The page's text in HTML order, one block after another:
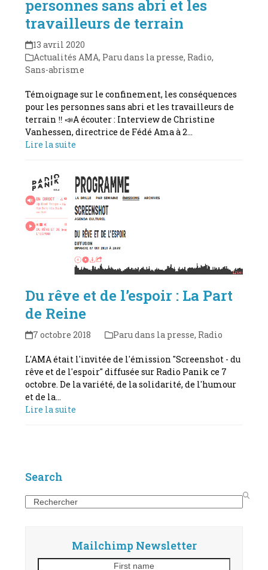
personnes sans abri et les
travailleurs de terrain
13 avril 2020
Actualités AMA, Paru dans la presse, Radio,
Sans-abrisme
Témoignage sur le confinement, les conséquences
pour les personnes sans abri et les travailleurs de
terrain ‼️ 📣A écouter : Interview de Christine
Vanhessen, directrice de Fédé Ama à 2…
Lire la suite
Du rêve et de l’espoir : La Part
de Reine
7 octobre 2018 Paru dans la presse, Radio
L'AMA était l'invitée de l'émission "Screenshot - du
rêve et de l'espoir" diffusée sur Radio Panik ce 7
octobre. De la variété, de la solidarité, de l'humour
et de la…
Lire la suite
Search
Search
Mailchimp Newsletter